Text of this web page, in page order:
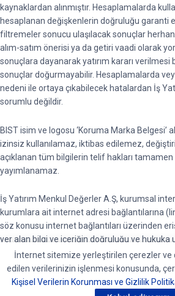
kaynaklardan alınmıştır. Hesaplamalarda
hesaplanan değişkenlerin doğruluğu garanti
filtremeler sonucu ulaşılacak sonuçlar
alım-satım önerisi ya da getiri vaadi olarak
sonuçlara dayanarak yatırım kararı
sonuçlar doğurmayabilir. Hesaplamalarda
nedeni ile ortaya çıkabilecek hatalardan İş
sorumlu değildir.
BIST isim ve logosu ‘Koruma Marka Belgesi’
izinsiz kullanılamaz, iktibas edilemez,
açıklanan tüm bilgilerin telif hakları tamamen
yayımlanamaz.
İş Yatırım Menkul Değerler A.Ş, kurumsal
kurumlara ait internet adresi bağlantılarına
söz konusu internet bağlantıları üzerinden
yer alan bilgi ve içeriğin doğruluğu ve hukuka
garanti vermemektedir ve sorumluluk kabul
BIST piyasalarında oluşan tüm verilere ait
İnternet sitemize yerleştirilen çerezler ve
edilen verilerinizin işlenmesi konusunda,
Kişisel Verilerin Korunması ve Gizlilik